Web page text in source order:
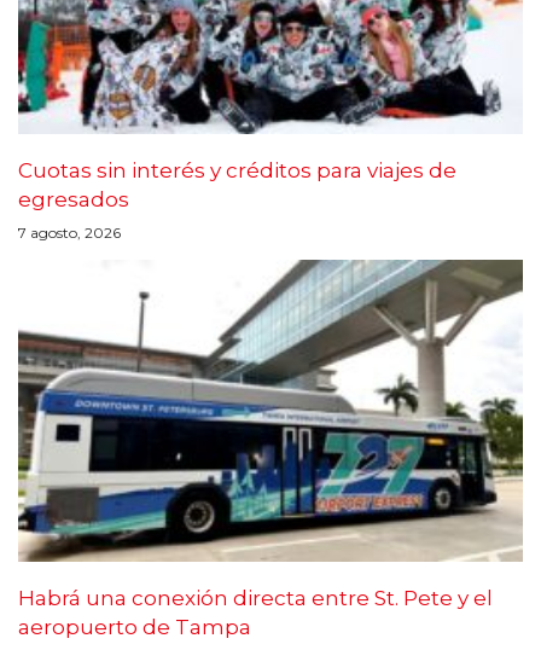
Cuotas sin interés y créditos para viajes de
egresados
7 agosto, 2026
Habrá una conexión directa entre St. Pete y el
aeropuerto de Tampa